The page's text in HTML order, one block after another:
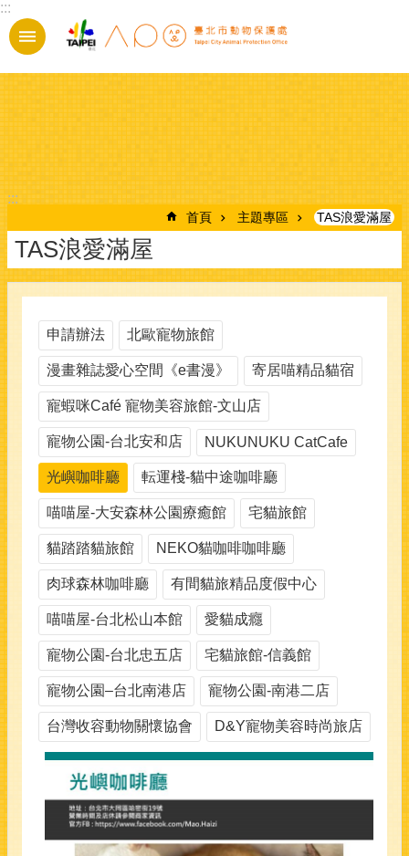
跳到主要內容區塊
:::
:::
首頁 主題專區 TAS浪愛滿屋
TAS浪愛滿屋
申請辦法 北歐寵物旅館
漫畫雜誌愛心空間《e書漫》 寄居喵精品貓宿
寵蝦咪Café 寵物美容旅館-文山店
寵物公園-台北安和店 NUKUNUKU CatCafe
光嶼咖啡廳 転運棧-貓中途咖啡廳
喵喵屋-大安森林公園療癒館 宅貓旅館
貓踏踏貓旅館 NEKO貓咖啡咖啡廳
肉球森林咖啡廳 有間貓旅精品度假中心
喵喵屋-台北松山本館 愛貓成癮
寵物公園-台北忠五店 宅貓旅館-信義館
寵物公園–台北南港店 寵物公園-南港二店
台灣收容動物關懷協會 D&Y寵物美容時尚旅店